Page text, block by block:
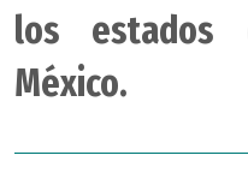
los estados
México.